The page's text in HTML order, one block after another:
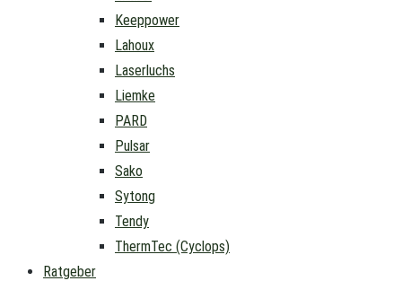
Keeppower
Lahoux
Laserluchs
Liemke
PARD
Pulsar
Sako
Sytong
Tendy
ThermTec (Cyclops)
Ratgeber